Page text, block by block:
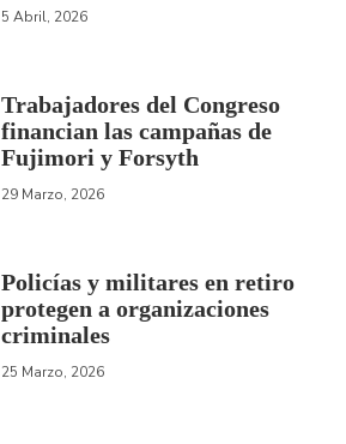
5 Abril, 2026
Trabajadores del Congreso
financian las campañas de
Fujimori y Forsyth
29 Marzo, 2026
Policías y militares en retiro
protegen a organizaciones
criminales
25 Marzo, 2026